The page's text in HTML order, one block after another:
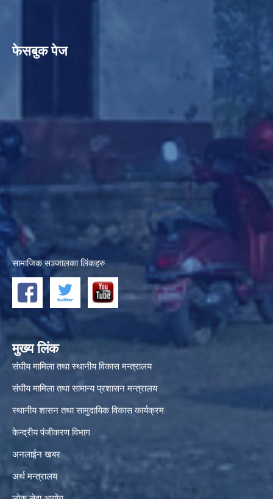
फेसबुक पेज
सामाजिक सञ्जालका लिंकहरु
मुख्य लिंक
संघीय मामिला तथा स्थानीय विकास मन्त्रालय
संघीय मामिला तथा सामान्य प्रशासन मन्त्रालय
स्थानीय शासन तथा सामुदायिक विकास कार्यक्रम
केन्द्रीय पंजीकरण विभाग
अनलाईन खबर
अर्थ मन्त्रालय